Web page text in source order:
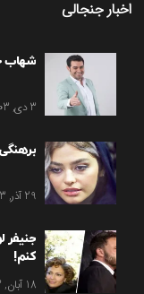
اخبار جنجالی
شهاب
3 دی, 1403
29 آذر, 1403
جنیفر
کنم!
18 آبان, 1403